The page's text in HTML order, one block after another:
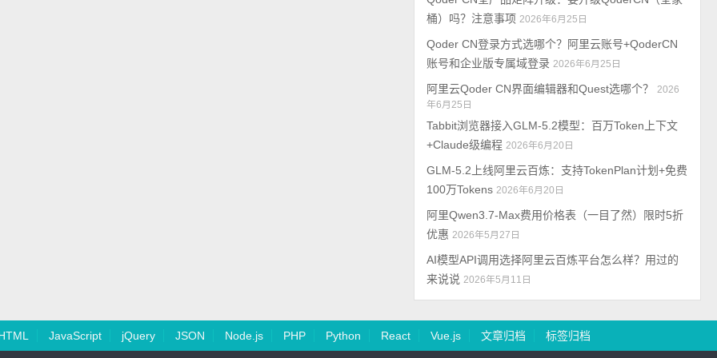
桶）吗？注意事项 2026年6月25日
Qoder CN登录方式选哪个？阿里云账号+QoderCN
账号和企业版专属域登录 2026年6月25日
阿里云Qoder CN界面编辑器和Quest选哪个？
2026
年6月25日
Tabbit浏览器接入GLM-5.2模型：百万Token上下文
+Claude级编程 2026年6月20日
GLM-5.2上线阿里云百炼：支持TokenPlan计划+免费
100万Tokens 2026年6月20日
阿里Qwen3.7-Max费用价格表（一目了然）限时5折
优惠 2026年5月27日
AI模型API调用选择阿里云百炼平台怎么样？用过的
来说说 2026年5月11日
JavaScript jQuery JSON Node.js PHP Python React Vue.js 文章归档 标签归档